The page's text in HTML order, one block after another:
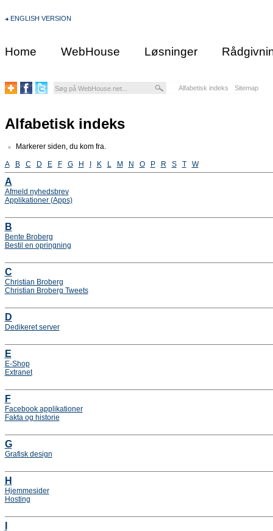
ENGLISH VERSION
Home WebHouse Løsninger
Alfabetisk indeks Sitemap
Alfabetisk indeks
Markerer siden, du kom fra.
A B C D E F G H K L M N O P R S T W
A
Afmeld nyhedsbrev
Applikationer (Apps)
B
Bente Broberg
Bestil en opringning
C
Christian Broberg
Christian Broberg Tweets
D
Dedikeret server
E
E-Shop
Extranet
F
Facebook applikationer
Fakta og historie
G
Grafisk design
H
Hjemmesider
Hosting